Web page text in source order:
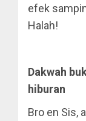
efek
Halah!
Dakwah
hiburan
Bro en Sis,